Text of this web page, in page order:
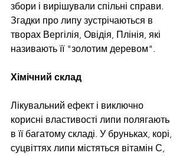
збори і вирішували спільні справи.
Згадки про липу зустрічаються в
творах Вергілія, Овідія, Плінія, які
називають її "золотим деревом".
Хімічний склад
Лікувальний ефект і виключно
корисні властивості липи полягають
в її багатому складі. У бруньках, корі,
суцвіттях липи містяться вітамін С,